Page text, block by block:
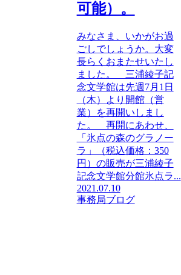
可能）。
みなさま、いかがお過
ごしでしょうか。大変
長らくおまたせいたし
ました。 三浦綾子記
念文学館は先週7月1日
（木）より開館（営
業）を再開いしまし
た。 再開にあわせ、
「氷点の森のグラノー
ラ」（税込価格：350
円）の販売が三浦綾子
記念文学館分館氷点ラ...
2021.07.10
事務局ブログ